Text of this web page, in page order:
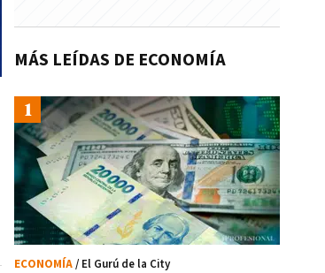
MÁS LEÍDAS DE ECONOMÍA
ECONOMÍA/ El Gurú de la City